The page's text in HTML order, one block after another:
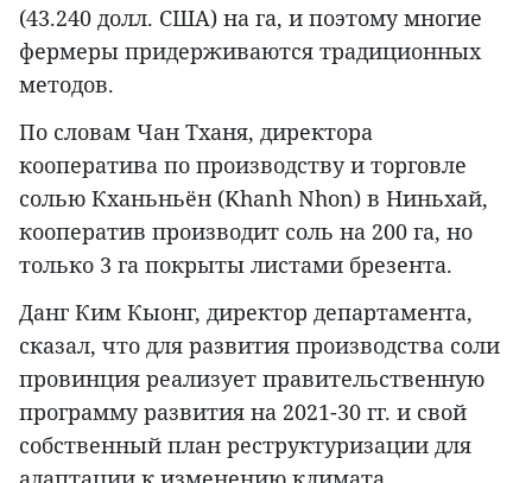
(43.240 долл. США) на га, и поэтому многие
фермеры придерживаются традиционных
методов.
По словам Чан Тханя, директора
кооператива по производству и торговле
солью Кханьньён (Khanh Nhon) в Ниньхай,
кооператив производит соль на 200 га, но
только 3 га покрыты листами брезента.
Данг Ким Кыонг, директор департамента,
сказал, что для развития производства соли
провинция реализует правительственную
программу развития на 2021-30 гг. и свой
собственный план реструктуризации для